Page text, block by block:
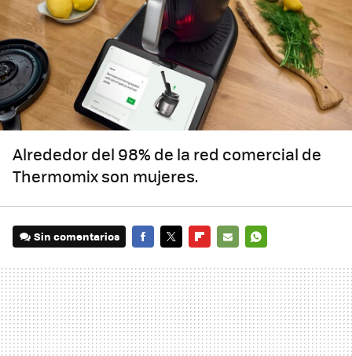
Alrededor del 98% de la red comercial de
Thermomix son mujeres.
Sin comentarios
MAIL